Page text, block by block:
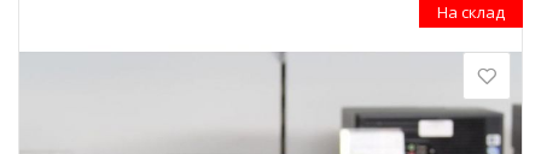
края
На склад